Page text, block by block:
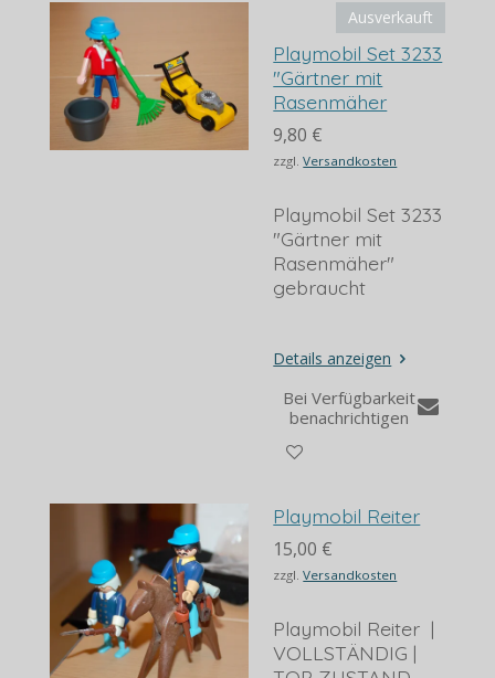
Ausverkauft
Playmobil Set 3233
"Gärtner mit
Rasenmäher
9,80 €
zzgl.Versandkosten
Playmobil Set 3233
"Gärtner mit
Rasenmäher"
gebraucht
Details anzeigen
Bei Verfügbarkeit
benachrichtigen
Playmobil Reiter
15,00 €
zzgl.Versandkosten
Playmobil Reiter |
VOLLSTÄNDIG |